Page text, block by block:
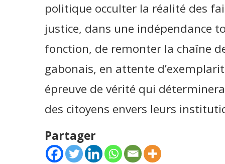
politique occulter la réalité des
justice, dans une indépendance
fonction, de remonter la chaîne
gabonais, en attente
épreuve de vérité qui
des citoyens envers leurs
Partager